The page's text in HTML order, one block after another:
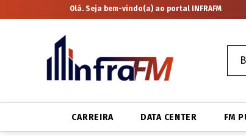
Olá. Seja bem-vindo(a) ao portal INFRAFM
CARREIRA DATA CENTER FM